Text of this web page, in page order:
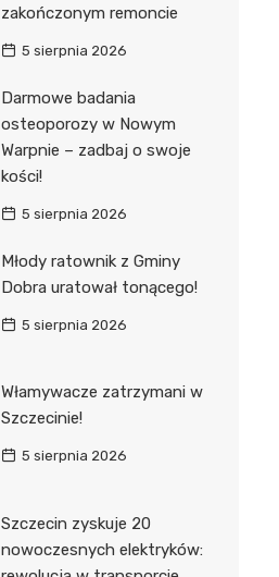
zakończonym remoncie
5 sierpnia 2026
Darmowe badania
osteoporozy w Nowym
Warpnie – zadbaj o swoje
kości!
5 sierpnia 2026
Młody ratownik z Gminy
Dobra uratował tonącego!
5 sierpnia 2026
Włamywacze zatrzymani w
Szczecinie!
5 sierpnia 2026
Szczecin zyskuje 20
nowoczesnych elektryków: